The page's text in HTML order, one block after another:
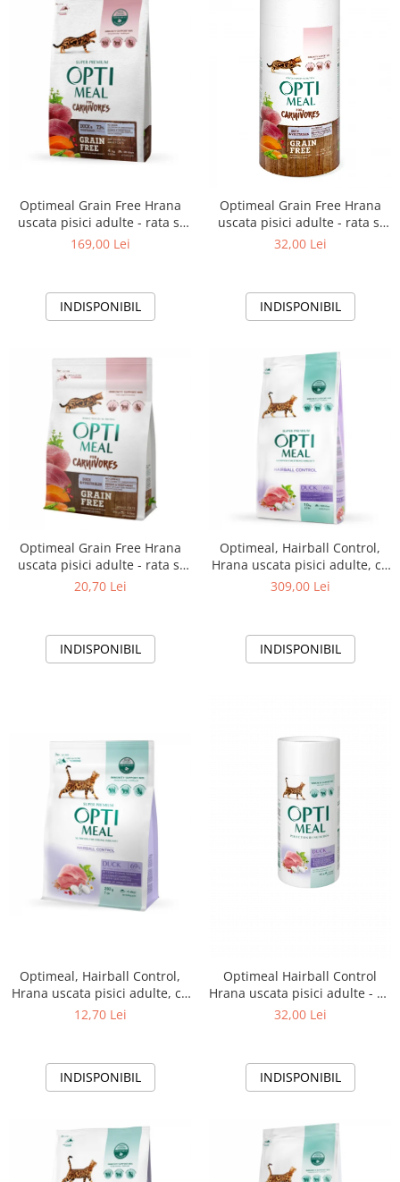
Optimeal Grain Free Hrana
uscata pisici adulte - rata si
legume, 4kg
169,00 Lei
INDISPONIBIL
Optimeal Grain Free Hrana
uscata pisici adulte - rata si
legume, 650g
32,00 Lei
INDISPONIBIL
Optimeal Grain Free Hrana
uscata pisici adulte - rata si
legume, 300g
20,70 Lei
INDISPONIBIL
Optimeal, Hairball Control,
Hrana uscata pisici adulte, cu
Rata, 10kg
309,00 Lei
INDISPONIBIL
Optimeal, Hairball Control,
Hrana uscata pisici adulte, cu
Rata, 200g
12,70 Lei
INDISPONIBIL
Optimeal Hairball Control
Hrana uscata pisici adulte - cu
Rata, 650g
32,00 Lei
INDISPONIBIL